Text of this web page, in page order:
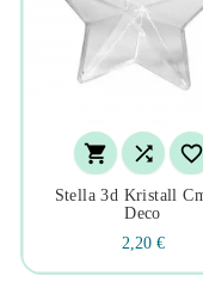
  
Stella 3d Kristall
Deco
2,20 €